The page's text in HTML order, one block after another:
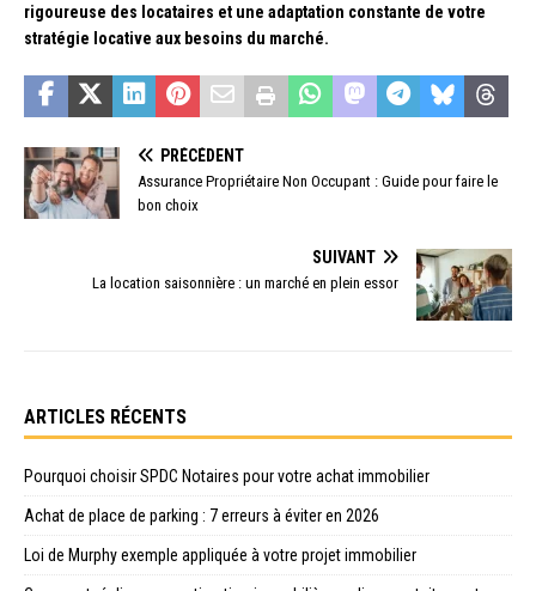
rigoureuse des locataires et une adaptation constante de votre
stratégie locative aux besoins du marché.
PRÉCÉDENT
Assurance Propriétaire Non Occupant : Guide pour faire le
bon choix
SUIVANT
La location saisonnière : un marché en plein essor
ARTICLES RÉCENTS
Pourquoi choisir SPDC Notaires pour votre achat immobilier
Achat de place de parking : 7 erreurs à éviter en 2026
Loi de Murphy exemple appliquée à votre projet immobilier